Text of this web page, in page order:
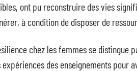
ont pu reconstruire des vies
à condition de disposer de
chez les femmes se distingue
expériences des enseignements pour